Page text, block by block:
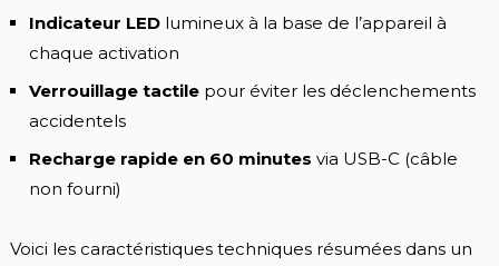
Indicateur LEDlumineux à la base de l’appareil à
chaque activation
Verrouillage tactilepour éviter les déclenchements
accidentels
Recharge rapide en 60 minutes via USB-C (câble
non fourni)
Voici les caractéristiques techniques résumées dans un